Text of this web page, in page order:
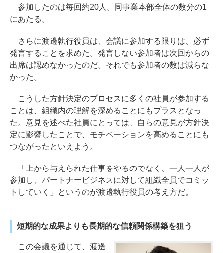
参加したのは毎回約20人。同事業本部全体の数分の1
にあたる。
さらに渡邊執行役員は、会議に参加する限りは、必ず
発言することを求めた。発言しない参加者は次回からの
出席は認めなかったのだ。それでも参加者の数は減らな
かった。
こうした方針決定のプロセスに多くの社員が参加する
ことは、組織内の理解を深めることにもプラスとなっ
た。意見を述べた社員にとっては、自らの意見が方針決
定に影響したことで、モチベーションを高めることにも
つながったといえよう。
「上から与えられた仕事をやるのでなく、一人一人が
参加し、パートナービジネスに対して組織全員でコミッ
トしていく」というのが渡邊執行役員の考え方だ。
短期的な成果よりも長期的な信頼関係構築を狙う
この会議を通じて、渡邊